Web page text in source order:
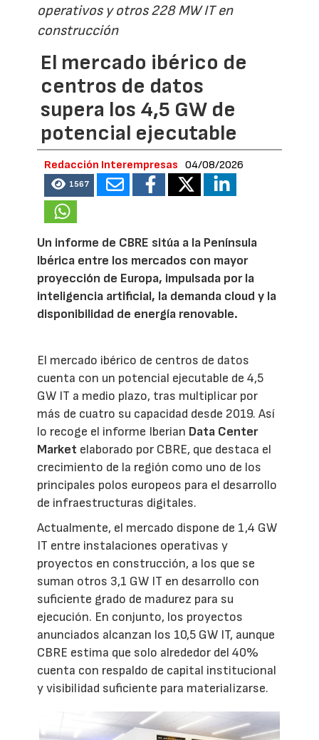
operativos y otros 228 MW IT en
construcción
El mercado ibérico de
centros de datos
supera los 4,5 GW de
potencial ejecutable
Redacción Interempresas 04/08/2026
1567
Un informe de CBRE sitúa a la Península
Ibérica entre los mercados con mayor
proyección de Europa, impulsada por la
inteligencia artificial, la demanda cloud y la
disponibilidad de energía renovable.
El mercado ibérico de centros de datos
cuenta con un potencial ejecutable de 4,5
GW IT a medio plazo, tras multiplicar por
más de cuatro su capacidad desde 2019. Así
lo recoge el informe Iberian Data Center
Market elaborado por CBRE, que destaca el
crecimiento de la región como uno de los
principales polos europeos para el desarrollo
de infraestructuras digitales.
Actualmente, el mercado dispone de 1,4 GW
IT entre instalaciones operativas y
proyectos en construcción, a los que se
suman otros 3,1 GW IT en desarrollo con
suficiente grado de madurez para su
ejecución. En conjunto, los proyectos
anunciados alcanzan los 10,5 GW IT, aunque
CBRE estima que solo alrededor del 40%
cuenta con respaldo de capital institucional
y visibilidad suficiente para materializarse.